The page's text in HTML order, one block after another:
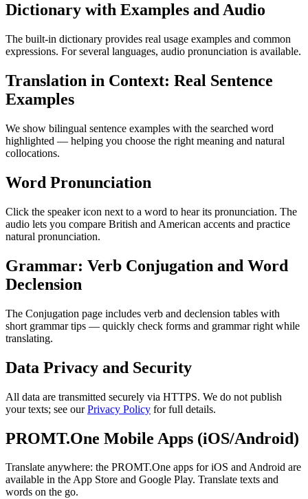
Dictionary with Examples and Audio
The built-in dictionary provides real usage examples and common
expressions. For several languages, audio pronunciation is available.
Translation in Context: Real Sentence
Examples
We show bilingual sentence examples with the searched word
highlighted — helping you choose the right meaning and natural
collocations.
Word Pronunciation
Click the speaker icon next to a word to hear its pronunciation. The
audio lets you compare British and American accents and practice
natural pronunciation.
Grammar: Verb Conjugation and Word
Declension
The Conjugation page includes verb and declension tables with
short grammar tips — quickly check forms and grammar right while
translating.
Data Privacy and Security
All data are transmitted securely via HTTPS. We do not publish
your texts; see ourPrivacy Policy for full details.
PROMT.One Mobile Apps (iOS/Android)
Translate anywhere: the PROMT.One apps for iOS and Android are
available in the App Store and Google Play. Translate texts and
words on the go.